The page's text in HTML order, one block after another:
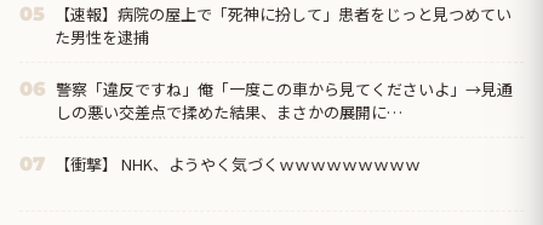
05
【速報】病院の屋上で「死神に扮して」患者をじっと見つめてい
た男性を逮捕
06 警察「違反ですね」俺「一度この車から見てくださいよ」→見通
しの悪い交差点で揉めた結果、まさかの展開に…
07 【衝撃】 NHK、ようやく気づくｗｗｗｗｗｗｗｗｗ